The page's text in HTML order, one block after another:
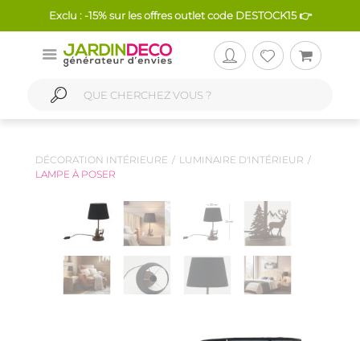
Exclu : -15% sur les offres outlet code DESTOCK15 👉
DÉCORATION INTÉRIEURE
LUMINAIRE D'INTÉRIEUR
LAMPE À POSER